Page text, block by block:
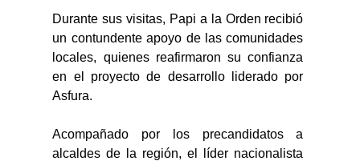
Durante sus visitas, Papi a la Orden recibió
un contundente apoyo de las comunidades
locales, quienes reafirmaron su confianza
en el proyecto de desarrollo liderado por
Asfura.
Acompañado por los precandidatos a
alcaldes de la región, el líder nacionalista